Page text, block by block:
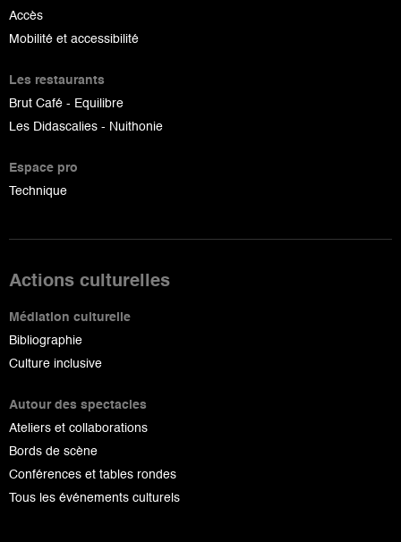
Accès
Mobilité et accessibilité
Les restaurants
Brut Café - Equilibre
Les Didascalies - Nuithonie
Espace pro
Technique
Actions culturelles
Médiation culturelle
Bibliographie
Culture inclusive
Autour des spectacles
Ateliers et collaborations
Bords de scène
Conférences et tables rondes
Tous les événements culturels